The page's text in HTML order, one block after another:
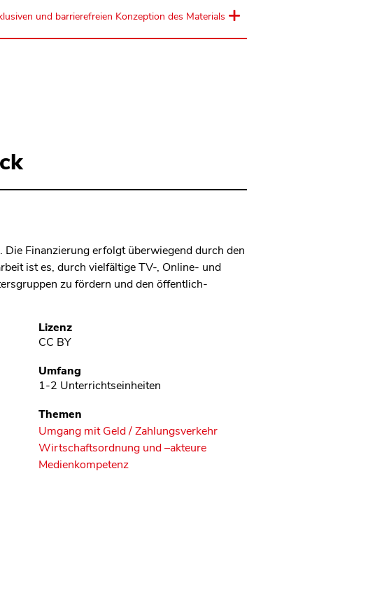
und barrierefreien Konzeption des Materials
Finanzierung erfolgt überwiegend durch den
ist es, durch vielfältige TV-, Online- und
zu fördern und den öffentlich-
Lizenz
CC BY
Umfang
1-2 Unterrichtseinheiten
Themen
Umgang mit Geld / Zahlungsverkehr
Wirtschaftsordnung und –akteure
Medienkompetenz